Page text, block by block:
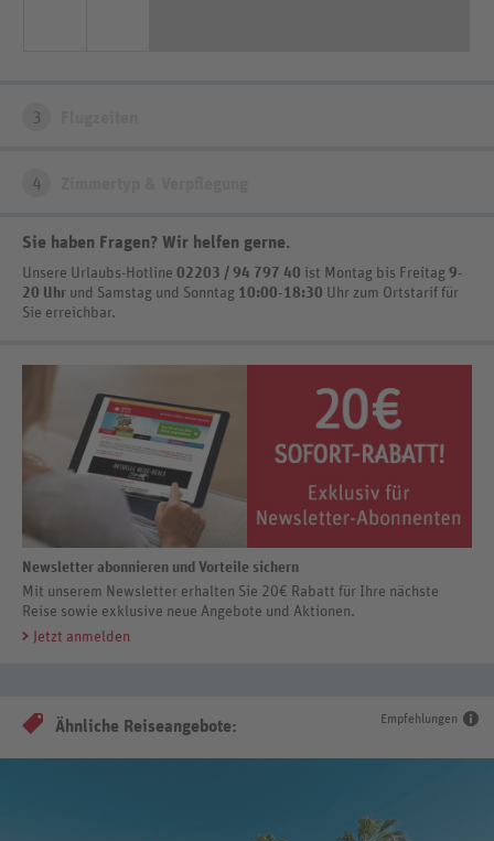
3
4
Sie haben Fragen? Wir helfen gerne.
Unsere Urlaubs-Hotline 02203 / 94 797 40 ist Montag bis Freitag 9-
20 Uhr und Samstag und Sonntag 10:00-18:30 Uhr zum Ortstarif für
Sie erreichbar.
Newsletter abonnieren und Vorteile sichern
Mit unserem Newsletter erhalten Sie 20€ Rabatt für Ihre nächste
Reise sowie exklusive neue Angebote und Aktionen.
Jetzt anmelden
Empfehlungen
Ähnliche Reiseangebote: